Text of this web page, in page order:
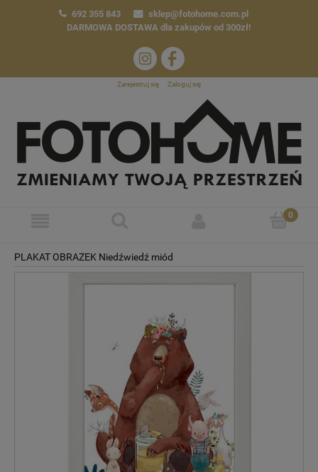
692 355 843
sklep@fotohome.com.pl
DARMOWA DOSTAWA dla zakupów od 300zł!
Zarejestruj się Zaloguj się
PLAKAT OBRAZEK Niedźwiedź miód